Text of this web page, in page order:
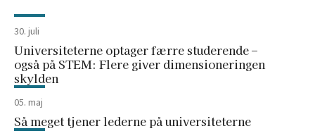
30. juli
Universiteterne optager færre studerende –
også på STEM: Flere giver dimensioneringen
skylden
05. maj
Så meget tjener lederne på universiteterne